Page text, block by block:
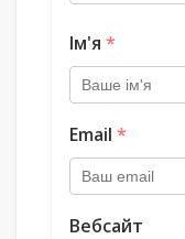
Ім'я *
Email *
Вебсайт